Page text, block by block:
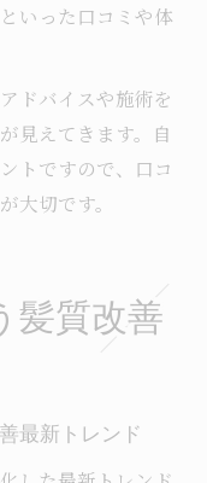
いった口コミや体
ドバイスや施術を
見えてきます。自
トですので、口コ
大切です。
髪質改善
最新トレンド